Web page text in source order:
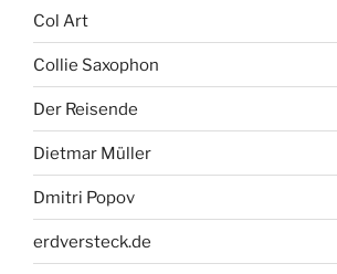
Col Art
Collie Saxophon
Der Reisende
Dietmar Müller
Dmitri Popov
erdversteck.de